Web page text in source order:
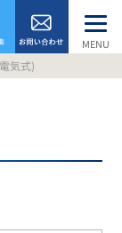
MENU
気式)